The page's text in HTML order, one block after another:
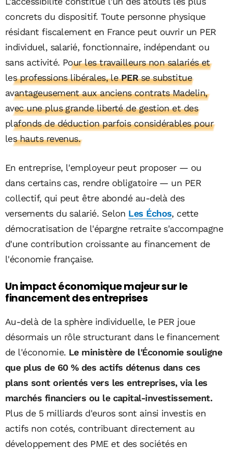
concrets du dispositif. Toute personne physique
résidant fiscalement en France peut ouvrir un PER
individuel, salarié, fonctionnaire, indépendant ou
sans activité. Pour les travailleurs non salariés et
les professions libérales, lePERse substitue
avantageusement aux anciens contrats Madelin,
avec une plus grande liberté de gestion et des
plafonds de déduction parfois considérables pour
les hauts revenus.
En entreprise, l'employeur peut proposer — ou
dans certains cas, rendre obligatoire — un PER
collectif, qui peut être abondé au-delà des
versements du salarié. Selon Les Échos, cette
démocratisation de l'épargne retraite s'accompagne
d'une contribution croissante au financement de
l'économie française.
Un impact économique majeur sur le
financement des entreprises
Au-delà de la sphère individuelle, le PER joue
désormais un rôle structurant dans le financement
de l'économie. Le ministère de l'Économie souligne
que plus de 60 % des actifs détenus dans ces
plans sont orientés vers les entreprises, via les
marchés financiers ou le capital-investissement.
Plus de 5 milliards d'euros sont ainsi investis en
actifs non cotés, contribuant directement au
développement des PME et des sociétés en